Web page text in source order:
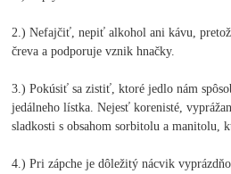
2.) Nefajčiť, nepiť alkohol ani kávu,
čreva a podporuje vznik hnačky.
3.) Pokúsiť sa zistiť, ktoré jedlo nám
jedálneho lístka. Nejesť korenisté,
sladkosti s obsahom sorbitolu a manitolu,
4.) Pri zápche je dôležitý nácvik